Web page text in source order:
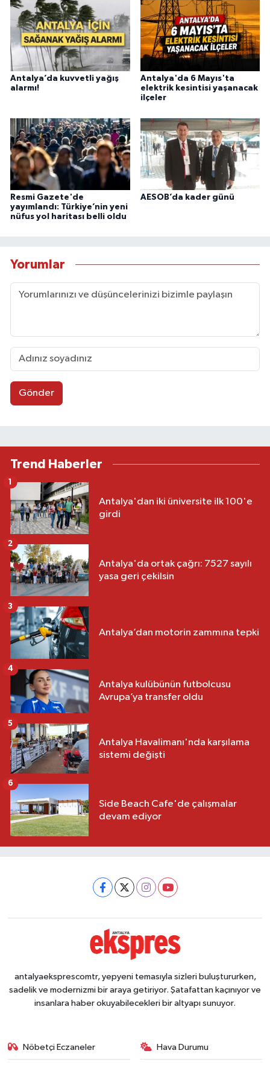
Antalya’da kuvvetli yağış
alarmı!
Antalya'da 6 Mayıs'ta
elektrik kesintisi yaşanacak
ilçeler
Resmi Gazete'de
yayımlandı: Türkiye’nin yeni
nüfus yol haritası belli oldu
AESOB’da kader günü
Yorumlar
Gönder
Trend Haberler
Antalya'dan iki üniversite ilk 100'e
girdi
1
Antalya'da ortak çağrı: 7527 sayılı
yasa geri çekilsin
2
Antalya’dan motorin zammına tepki
3
Antalya kulübünün futbolcusu
Avrupa’ya transfer oldu
4
Antalya Havalimanı'nda karşılama
sistemi değişti
5
Side Beach Cafe'de çalışmalar
devam ediyor
6
antalyaeksprescomtr, yepyeni temasıyla sizleri buluştururken,
sadelik ve modernizmi bir araya getiriyor. Şatafattan kaçınıyor ve
insanlara haber okuyabilecekleri bir altyapı sunuyor.
Nöbetçi Eczaneler Hava Durumu